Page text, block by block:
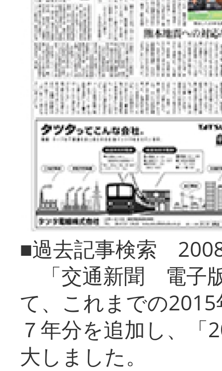
■過去記事検索
「交通新聞 電子
て、これまでの
７年分を追加し、「
大しまし